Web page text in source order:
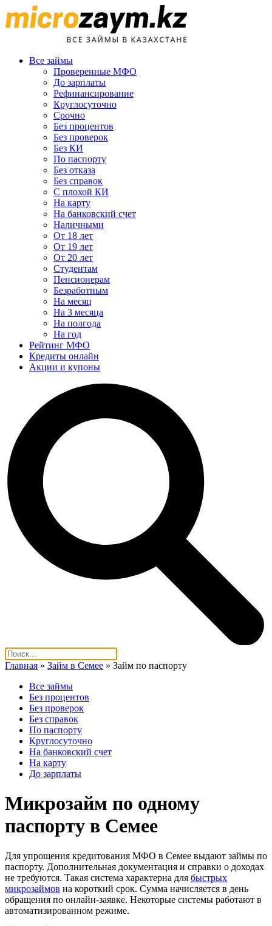
Все займы
Проверенные МФО
До зарплаты
Рефинансирование
Круглосуточно
Срочно
Без процентов
Без проверок
Без КИ
По паспорту
Без отказа
Без справок
С плохой КИ
На карту
На банковский счет
Наличными
От 18 лет
От 19 лет
От 20 лет
Студентам
Пенсионерам
Безработным
На месяц
На 3 месяца
На полгода
На год
Рейтинг МФО
Кредиты онлайн
Акции и купоны
Главная » Займ в Семее » Займ по паспорту
Все займы
Без процентов
Без проверок
Без справок
По паспорту
Круглосуточно
На банковский счет
На карту
До зарплаты
Микрозайм по одному
паспорту в Семее
Для упрощения кредитования МФО в Семее выдают займы по
паспорту. Дополнительная документация и справки о доходах
не требуются. Такая система характерна для быстрых
микрозаймов на короткий срок. Сумма начисляется в день
обращения по онлайн-заявке. Некоторые системы работают в
автоматизированном режиме.